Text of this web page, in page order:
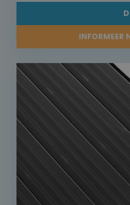
INFORMEER